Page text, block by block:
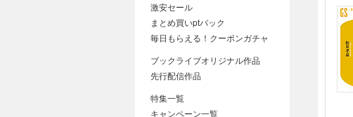
激安セール
まとめ買いptバック
毎日もらえる！クーポンガチャ
ブックライブオリジナル作品
先行配信作品
特集一覧
キャンペーン一覧